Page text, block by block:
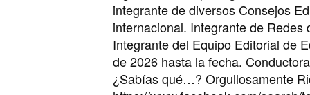
integrante de diversos Consejos
internacional. Integrante de
Integrante del Equipo Editorial de
de 2026 hasta la fecha.
¿Sabías qué…? Orgullosamente